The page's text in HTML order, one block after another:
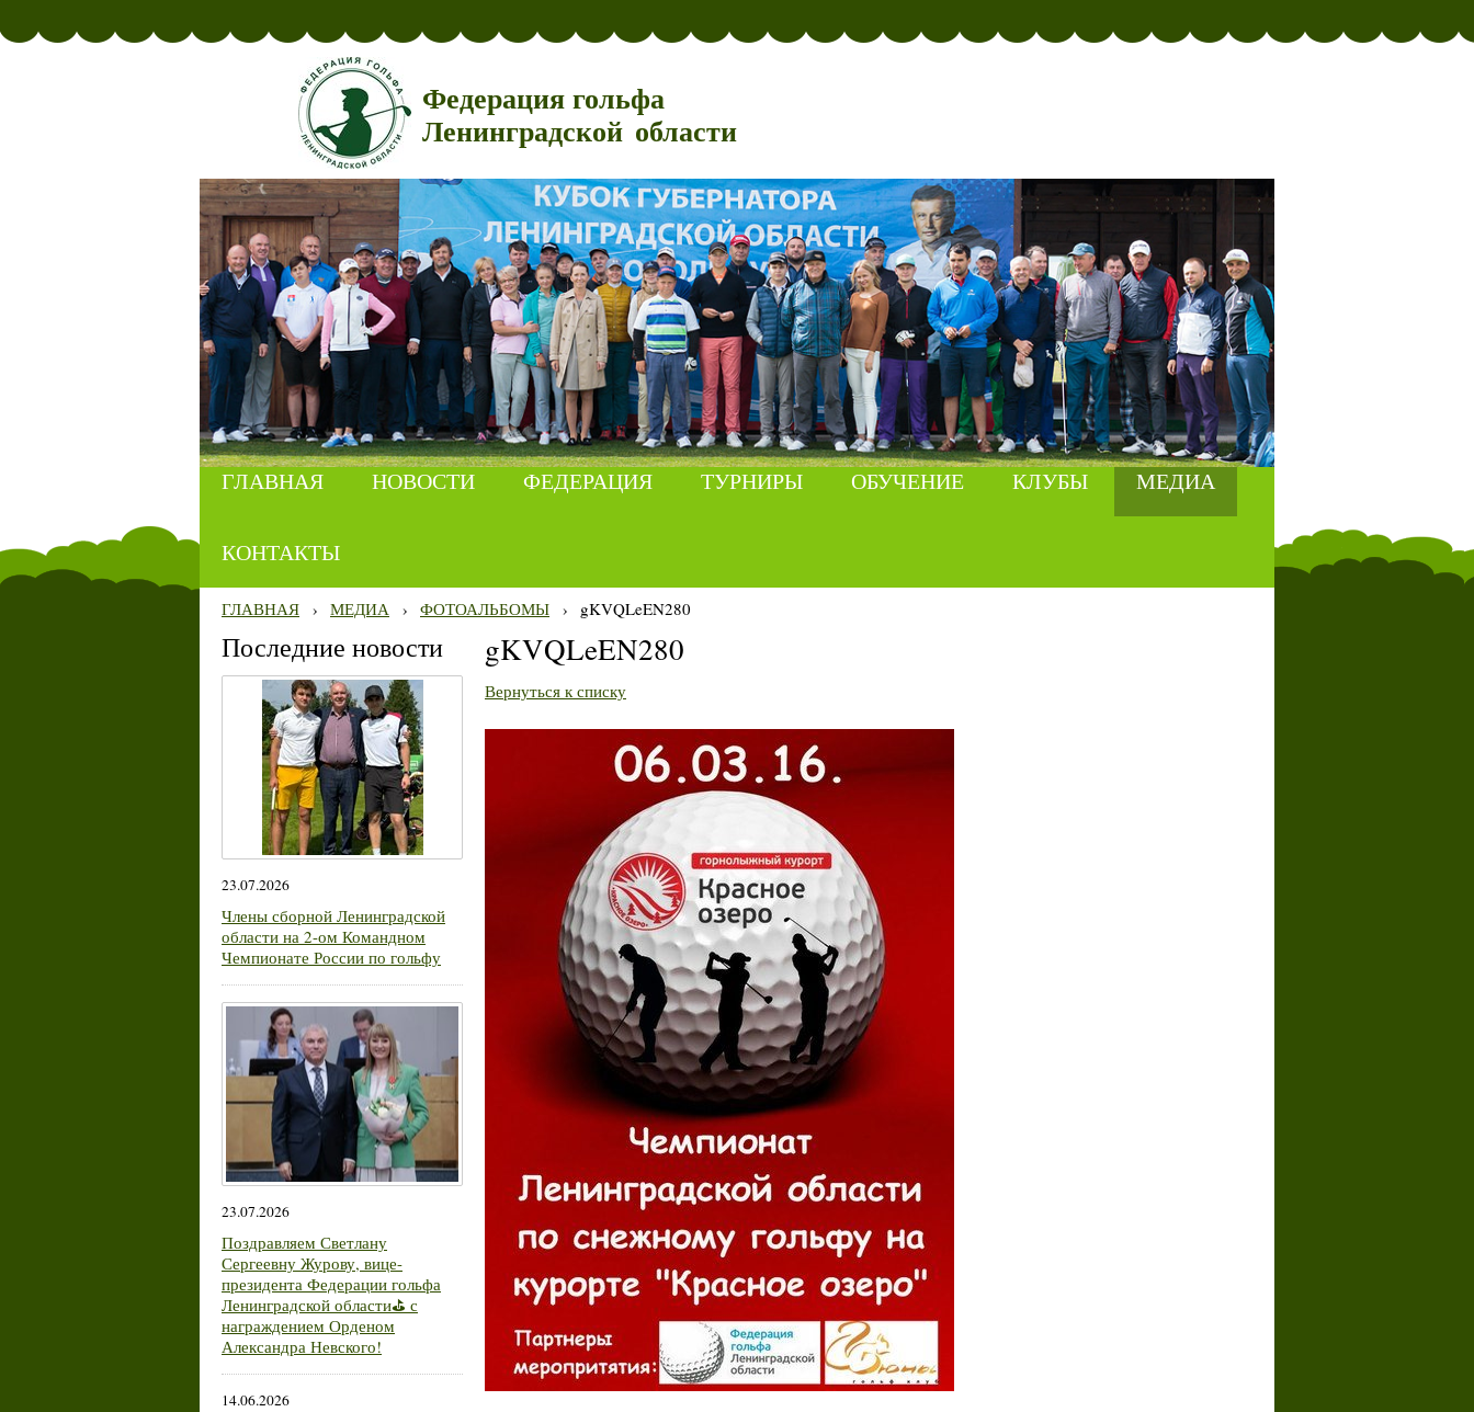
Федерация гольфа
Ленинградской области
ГЛАВНАЯ НОВОСТИ ФЕДЕРАЦИЯ ТУРНИРЫ ОБУЧЕНИЕ КЛУБЫ МЕДИА
КОНТАКТЫ
ГЛАВНАЯ › МЕДИА › ФОТОАЛЬБОМЫ › gKVQLeEN280
Последние новости
23.07.2026
Члены сборной Ленинградской
области на 2-ом Командном
Чемпионате России по гольфу
23.07.2026
Поздравляем Светлану
Сергеевну Журову, вице-
президента Федерации гольфа
Ленинградской области⛳ с
награждением Орденом
Александра Невского!
14.06.2026
gKVQLeEN280
Вернуться к списку